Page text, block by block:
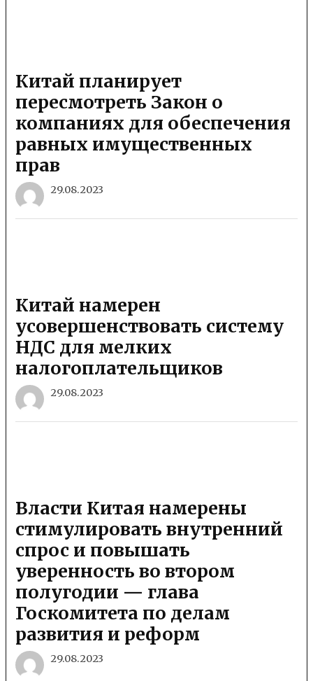
Китай планирует
пересмотреть Закон о
компаниях для обеспечения
равных имущественных
прав
29.08.2023
Китай намерен
усовершенствовать систему
НДС для мелких
налогоплательщиков
29.08.2023
Власти Китая намерены
стимулировать внутренний
спрос и повышать
уверенность во втором
полугодии — глава
Госкомитета по делам
развития и реформ
29.08.2023